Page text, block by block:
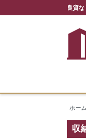
良質
ホーム
収